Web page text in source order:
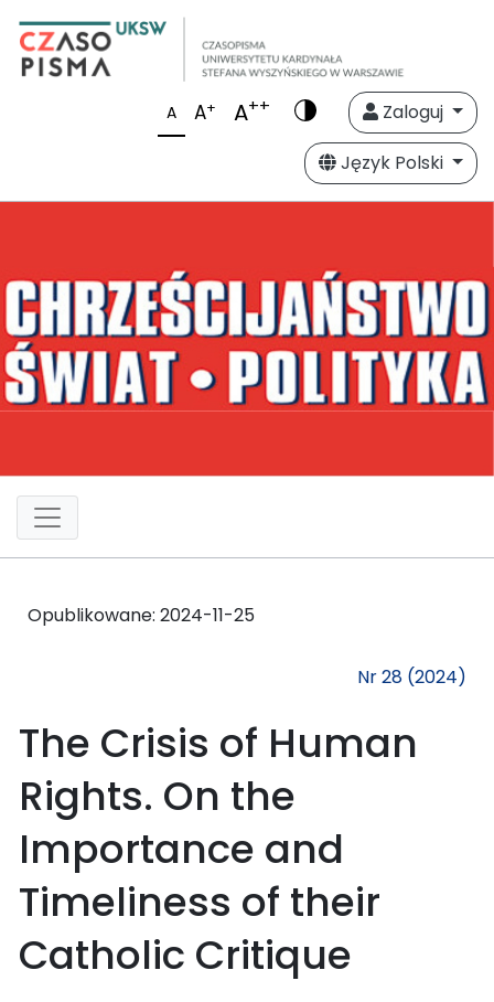
A A+ A++
Zaloguj
Język Polski
Opublikowane: 2024-11-25
Nr 28 (2024)
The Crisis of Human
Rights. On the
Importance and
Timeliness of their
Catholic Critique